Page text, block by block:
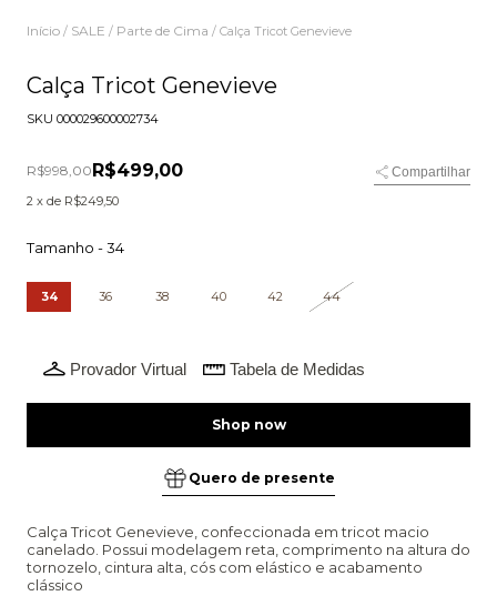
Início / SALE / Parte de Cima / Calça Tricot Genevieve
Calça Tricot Genevieve
SKU 000029600002734
R$998,00R$499,00
Compartilhar
2 x de R$249,50
Tamanho -34
34 36 38 40 42 44
Provador Virtual Tabela de Medidas
Quero de presente
Calça Tricot Genevieve, confeccionada em tricot macio
canelado. Possui modelagem reta, comprimento na altura do
tornozelo, cintura alta, cós com elástico e acabamento
clássico